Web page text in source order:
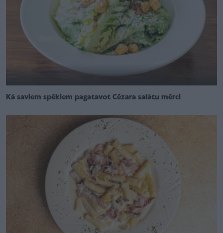
Kā saviem spēkiem pagatavot Cēzara salātu mērci